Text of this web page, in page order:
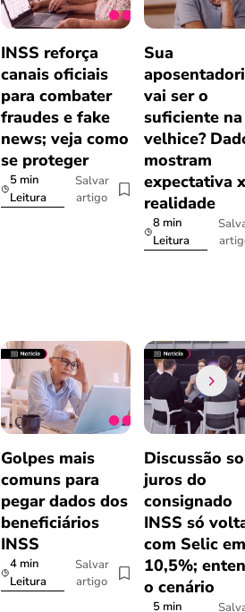
INSS reforça
canais oficiais
para combater
fraudes e fake
news; veja como
se proteger
5 min
Leitura
Salvar
artigo
Sua
vai ser o
suficiente na
velhice?
mostram
expectativa x
realidade
8 min
Leitura
Golpes mais
comuns para
pegar dados dos
beneficiários
INSS
4 min
Leitura
Salvar
artigo
Discussão
juros do
consignado
INSS só
com Selic em
10,5%;
o cenário
5 min